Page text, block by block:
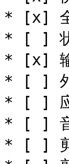
* [x] 全
* [ ] 状
* [x] 输
* [ ] 外
* [ ] 应
* [ ] 音
* [ ] 剪